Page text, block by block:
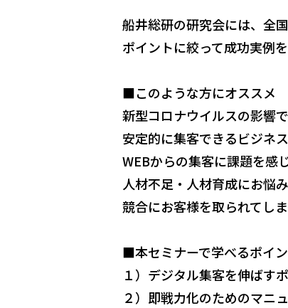
船井総研の研究会には、全
ポイントに絞って成功実例
■このような方にオススメ
新型コロナウイルスの影響
安定的に集客できるビジネ
WEBからの集客に課題を感
人材不足・人材育成にお悩
競合にお客様を取られてし
■本セミナーで学べるポイ
１）デジタル集客を伸ばす
２）即戦力化のためのマニ